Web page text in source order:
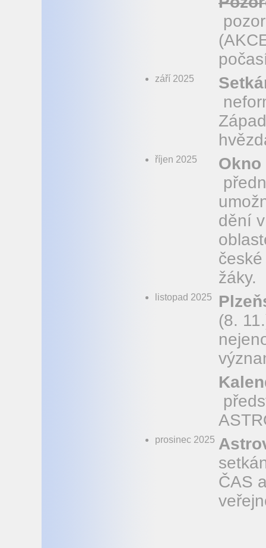
září 2025
říjen 2025
dění
žáky.
listopad 2025
(8.
prosinec 2025
ČAS